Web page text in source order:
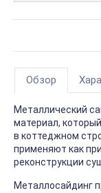
Обзор
Металлический
материал,
в коттеджном
применяют как
реконструкции
Металлосайдинг